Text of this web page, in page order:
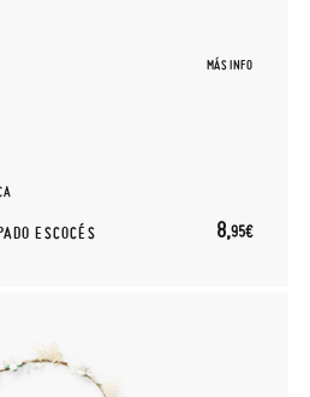
MÁS INFO
ESCOCÉS 8,95€